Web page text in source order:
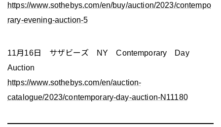
https://www.sothebys.com/en/buy/auction/2023/contempo
rary-evening-auction-5
11月16日 サザビーズ NY Contemporary Day
Auction
https://www.sothebys.com/en/auction-
catalogue/2023/contemporary-day-auction-N11180